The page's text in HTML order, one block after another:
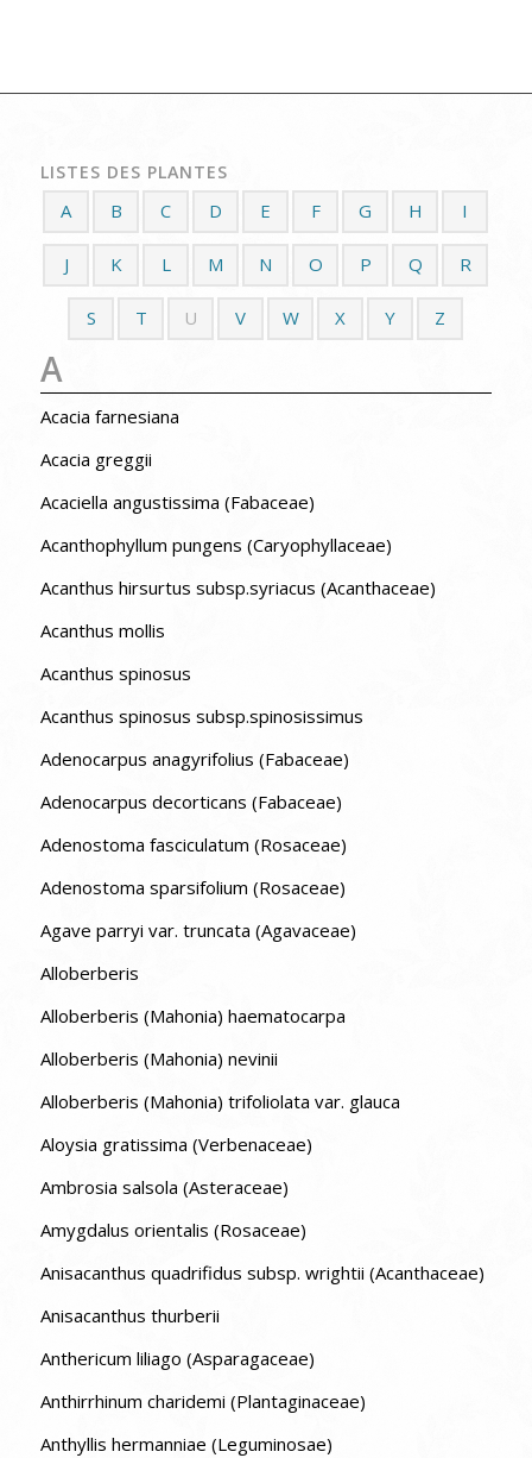
LISTES DES PLANTES
A B C D E F G H I
J K L M N O P Q R
S T U V W X Y Z
A
Acacia farnesiana
Acacia greggii
Acaciella angustissima (Fabaceae)
Acanthophyllum pungens (Caryophyllaceae)
Acanthus hirsurtus subsp.syriacus (Acanthaceae)
Acanthus mollis
Acanthus spinosus
Acanthus spinosus subsp.spinosissimus
Adenocarpus anagyrifolius (Fabaceae)
Adenocarpus decorticans (Fabaceae)
Adenostoma fasciculatum (Rosaceae)
Adenostoma sparsifolium (Rosaceae)
Agave parryi var. truncata (Agavaceae)
Alloberberis
Alloberberis (Mahonia) haematocarpa
Alloberberis (Mahonia) nevinii
Alloberberis (Mahonia) trifoliolata var. glauca
Aloysia gratissima (Verbenaceae)
Ambrosia salsola (Asteraceae)
Amygdalus orientalis (Rosaceae)
Anisacanthus quadrifidus subsp. wrightii (Acanthaceae)
Anisacanthus thurberii
Anthericum liliago (Asparagaceae)
Anthirrhinum charidemi (Plantaginaceae)
Anthyllis hermanniae (Leguminosae)